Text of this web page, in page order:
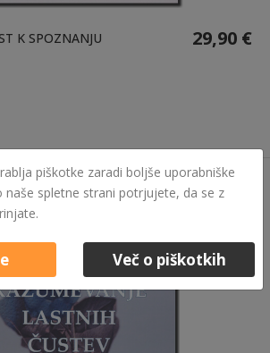
K SPOZNANJU 29,90 €
piškotke zaradi boljše uporabniške
naše spletne strani potrjujete, da se z
Več o piškotkih